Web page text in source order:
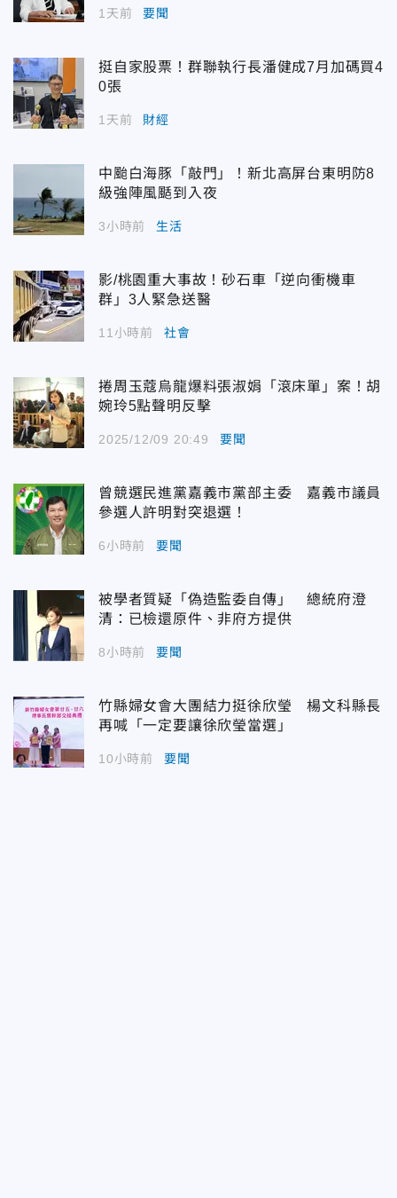
1天前 要聞
挺自家股票！群聯執行長潘健成7月加碼買4
0張
1天前 財經
中颱白海豚「敲門」！新北高屏台東明防8
級強陣風颳到入夜
3小時前 生活
影/桃園重大事故！砂石車「逆向衝機車
群」3人緊急送醫
11小時前 社會
捲周玉蔻烏龍爆料張淑娟「滾床單」案！胡
婉玲5點聲明反擊
2025/12/09 20:49 要聞
曾競選民進黨嘉義市黨部主委 嘉義市議員
參選人許明對突退選！
6小時前 要聞
被學者質疑「偽造監委自傳」 總統府澄
清：已檢還原件、非府方提供
8小時前 要聞
竹縣婦女會大團結力挺徐欣瑩 楊文科縣長
再喊「一定要讓徐欣瑩當選」
10小時前 要聞